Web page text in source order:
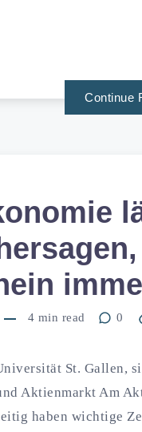
Continue
4 min read 0
St. Gallen,
Aktienmarkt Am
haben wichtige